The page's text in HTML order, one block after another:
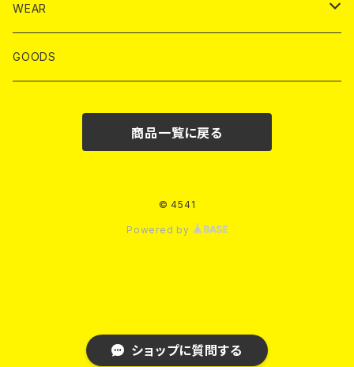
ショップに質問する
WEAR
T-SHIRTS
L/S T-SHIRTS
GOODS
商品一覧に戻る
© 4541
Powered by